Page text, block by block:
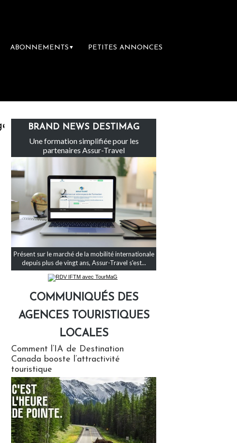
ABONNEMENTS ▼ PETITES ANNONCES
Le groupe Sainte-Claire rachète Eden Tour
BRAND NEWS DESTIMAG
Une formation simplifiée pour les
partenaires Assur-Travel
Présent sur le marché de la mobilité internationale
depuis plus de vingt ans, Assur-Travel s'est...
COMMUNIQUÉS DES
AGENCES TOURISTIQUES
LOCALES
Comment l’IA de Destination
Canada booste l’attractivité
touristique